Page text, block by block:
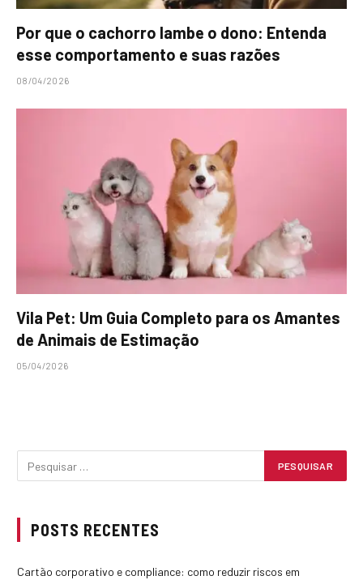
Por que o cachorro lambe o dono: Entenda
esse comportamento e suas razões
08/04/2026
Vila Pet: Um Guia Completo para os Amantes
de Animais de Estimação
05/04/2026
POSTS RECENTES
Cartão corporativo e compliance: como reduzir riscos em